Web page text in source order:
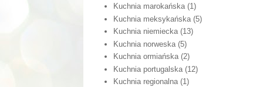
Kuchnia marokańska (1)
Kuchnia meksykańska (5)
Kuchnia niemiecka (13)
Kuchnia norweska (5)
Kuchnia ormiańska (2)
Kuchnia portugalska (12)
Kuchnia regionalna (1)